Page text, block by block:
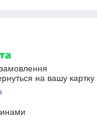
на вашу картку